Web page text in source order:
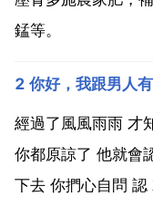
錳等。
經過了風風雨雨 才
你都原諒了 他就會
下去 你捫心自問 認